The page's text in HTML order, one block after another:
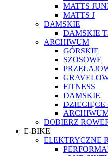
MATTS
MATTS J
DAMSKIE
DAMSKIE
ARCHIWUM
GÓRSKIE
SZOSOWE
FITNESS
DAMSKIE
DZIECIĘCE
DOBIERZ
E-BIKE
ELEKTRYCZNE